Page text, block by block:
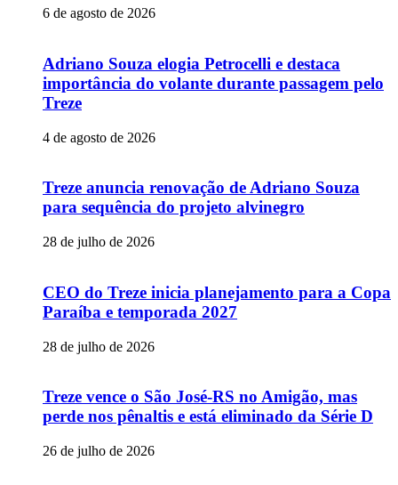
6 de agosto de 2026
Adriano Souza elogia Petrocelli e destaca
importância do volante durante passagem pelo
Treze
4 de agosto de 2026
Treze anuncia renovação de Adriano Souza
para sequência do projeto alvinegro
28 de julho de 2026
CEO do Treze inicia planejamento para a Copa
Paraíba e temporada 2027
28 de julho de 2026
Treze vence o São José-RS no Amigão, mas
perde nos pênaltis e está eliminado da Série D
26 de julho de 2026